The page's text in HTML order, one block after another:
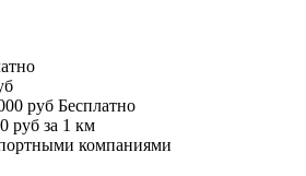
руб Бесплатно
руб за 1 км
компаниями